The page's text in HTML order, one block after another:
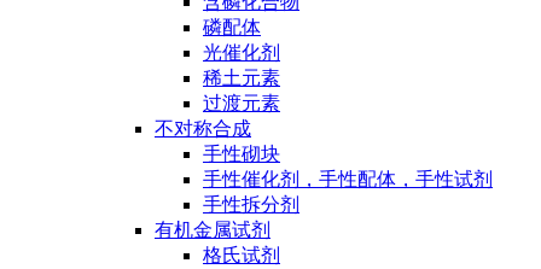
磷配体
光催化剂
稀土元素
过渡元素
不对称合成
手性砌块
手性催化剂，手性配体，手性试剂
手性拆分剂
有机金属试剂
格氏试剂